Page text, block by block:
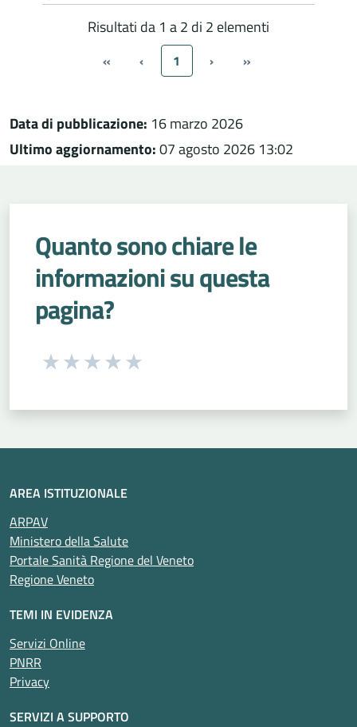
Risultati da 1 a 2 di 2 elementi
« ‹ 1 › »
Data di pubblicazione: 16 marzo 2026
Ultimo aggiornamento:07 agosto 2026 13:02
Quanto sono chiare le
informazioni su questa
pagina?
Seleziona una valutazione da 1 a 5 stelle
AREA ISTITUZIONALE
ARPAV
Ministero della Salute
Portale Sanità Regione del Veneto
Regione Veneto
TEMI IN EVIDENZA
Servizi Online
PNRR
Privacy
SERVIZI A SUPPORTO